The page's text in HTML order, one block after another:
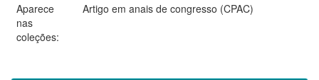
Aparece
nas
coleções:
Artigo em anais de congresso (CPAC)